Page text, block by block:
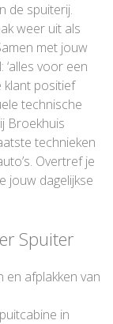
de spuiterij.
weer uit als
met jouw
‘alles voor een
klant positief
technische
Broekhuis
technieken
Overtref je
jouw dagelijkse
Spuiter
en afplakken van
in